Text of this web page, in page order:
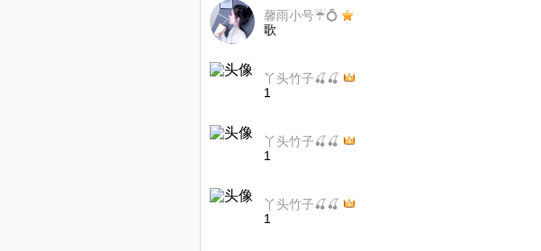
馨雨小号☔️💍️
歌
丫头竹子🍒🍒
1
丫头竹子🍒🍒
1
丫头竹子🍒🍒
1